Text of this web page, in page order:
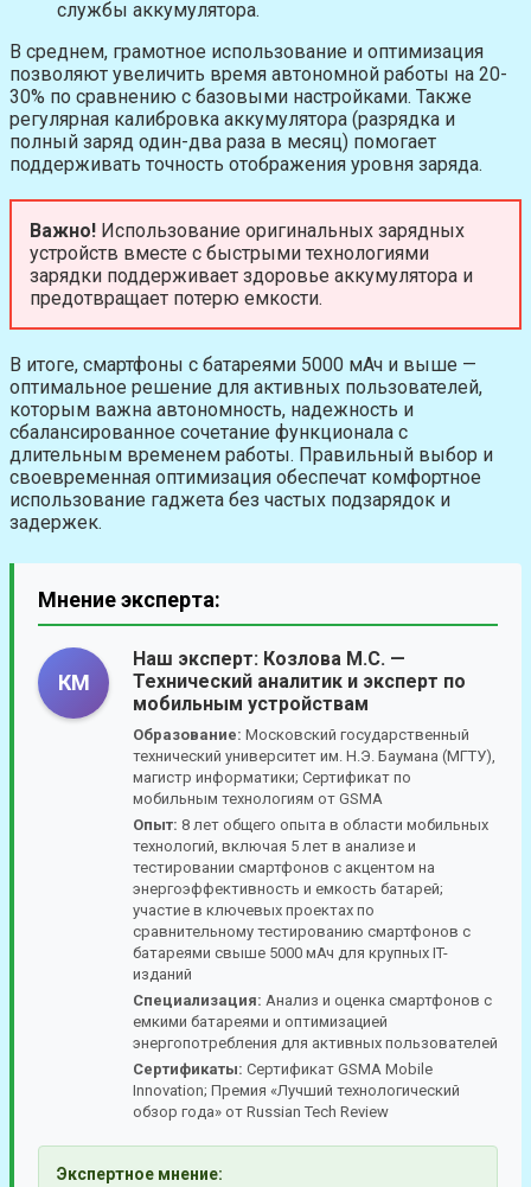
службы аккумулятора.
В среднем, грамотное использование и оптимизация
позволяют увеличить время автономной работы на 20-
30% по сравнению с базовыми настройками. Также
регулярная калибровка аккумулятора (разрядка и
полный заряд один-два раза в месяц) помогает
поддерживать точность отображения уровня заряда.
Важно! Использование оригинальных зарядных
устройств вместе с быстрыми технологиями
зарядки поддерживает здоровье аккумулятора и
предотвращает потерю емкости.
В итоге, смартфоны с батареями 5000 мАч и выше —
оптимальное решение для активных пользователей,
которым важна автономность, надежность и
сбалансированное сочетание функционала с
длительным временем работы. Правильный выбор и
своевременная оптимизация обеспечат комфортное
использование гаджета без частых подзарядок и
задержек.
Мнение эксперта:
КМ
Наш эксперт: Козлова М.С. —
Технический аналитик и эксперт по
мобильным устройствам
Образование: Московский государственный
технический университет им. Н.Э. Баумана (МГТУ),
магистр информатики; Сертификат по
мобильным технологиям от GSMA
Опыт: 8 лет общего опыта в области мобильных
технологий, включая 5 лет в анализе и
тестировании смартфонов с акцентом на
энергоэффективность и емкость батарей;
участие в ключевых проектах по
сравнительному тестированию смартфонов с
батареями свыше 5000 мАч для крупных IT-
изданий
Специализация: Анализ и оценка смартфонов с
емкими батареями и оптимизацией
энергопотребления для активных пользователей
Сертификаты: Сертификат GSMA Mobile
Innovation; Премия «Лучший технологический
обзор года» от Russian Tech Review
Экспертное мнение: